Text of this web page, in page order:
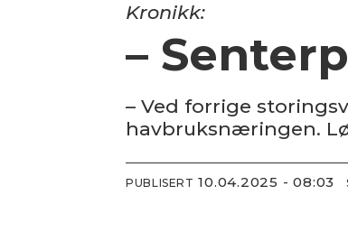
Kronikk:
–
– Ved forrige
havbruksnæringen.
PUBLISERT 10.04.2025 - 08:03